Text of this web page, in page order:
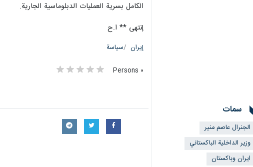
الكامل بسرية العمليات الدبلوماسية الجارية.
إنتهى ** ا.ح
إيران سياسة
٠ Persons
سمات
الجنرال عاصم منیر
وزير الداخلية الباكستاني
ايران وباكستان